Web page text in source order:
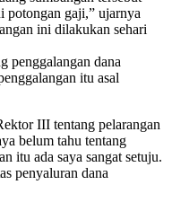
potongan gaji,” ujarnya
ini dilakukan sehari
penggalangan dana
itu asal
III tentang pelarangan
belum tahu tentang
itu ada saya sangat setuju.
penyaluran dana